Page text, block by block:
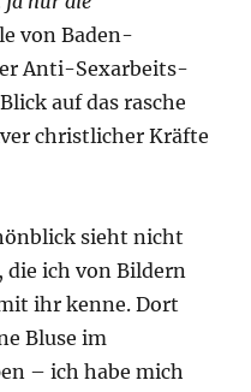
von Baden-
Anti-Sexarbeits-
auf das rasche
christlicher Kräfte
sieht nicht
die ich von Bildern
ihr kenne. Dort
Bluse im
– ich habe mich